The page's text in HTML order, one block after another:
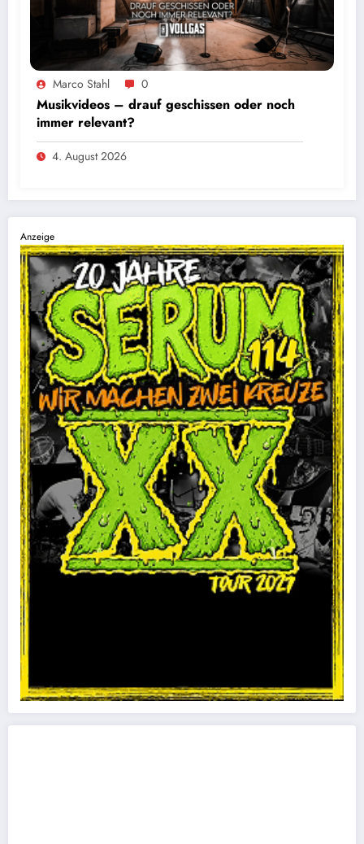
Marco Stahl 0
Musikvideos – drauf geschissen oder noch
immer relevant?
4. August 2026
Anzeige